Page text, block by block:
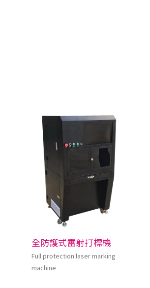
全防護式雷射打標機
Full protection laser marking
machine